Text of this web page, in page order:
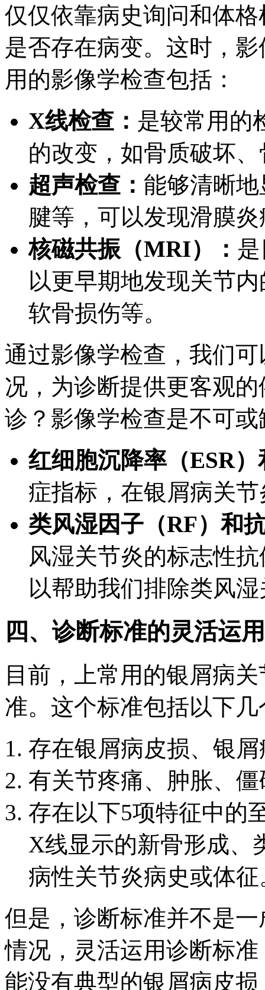
仅仅依靠病史询问和体
是否存在病变。这时，
用的影像学检查包括：
X线检查： 是较常用的
的改变，如骨质破坏
超声检查： 能够清晰
腱等，可以发现滑膜
核磁共振（MRI）：
以更早期地发现关节
软骨损伤等。
通过影像学检查，我们
况，为诊断提供更客观
诊？影像学检查是不可
红细胞沉降率（ESR
症指标，在银屑病关
类风湿因子（RF）和
风湿关节炎的标志性
以帮助我们排除类风
四、诊断标准的灵活运
目前，上常用的银屑病
准。这个标准包括以下
存在银屑病皮损、银
有关节疼痛、肿胀、
存在以下5项特征中的
X线显示的新骨形成、
病性关节炎病史或体征
但是，诊断标准并不是
情况，灵活运用诊断标
能没有典型的银屑病皮